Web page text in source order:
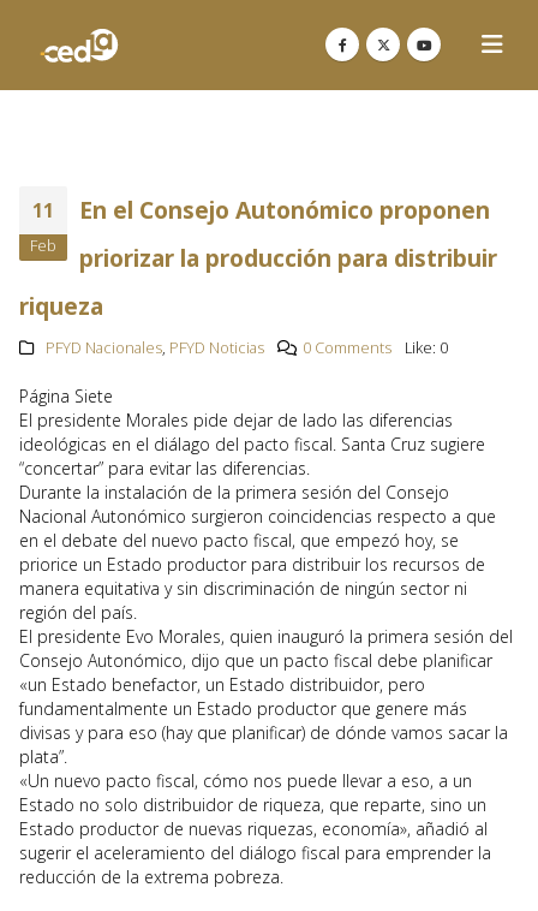
11
Feb
En el Consejo Autonómico proponen
priorizar la producción para distribuir
riqueza
PFYD Nacionales, PFYD Noticias 0 Comments Like: 0
Página Siete
El presidente Morales pide dejar de lado las diferencias
ideológicas en el diálago del pacto fiscal. Santa Cruz sugiere
“concertar” para evitar las diferencias.
Durante la instalación de la primera sesión del Consejo
Nacional Autonómico surgieron coincidencias respecto a que
en el debate del nuevo pacto fiscal, que empezó hoy, se
priorice un Estado productor para distribuir los recursos de
manera equitativa y sin discriminación de ningún sector ni
región del país.
El presidente Evo Morales, quien inauguró la primera sesión del
Consejo Autonómico, dijo que un pacto fiscal debe planificar
«un Estado benefactor, un Estado distribuidor, pero
fundamentalmente un Estado productor que genere más
divisas y para eso (hay que planificar) de dónde vamos sacar la
plata”.
«Un nuevo pacto fiscal, cómo nos puede llevar a eso, a un
Estado no solo distribuidor de riqueza, que reparte, sino un
Estado productor de nuevas riquezas, economía», añadió al
sugerir el aceleramiento del diálogo fiscal para emprender la
reducción de la extrema pobreza.